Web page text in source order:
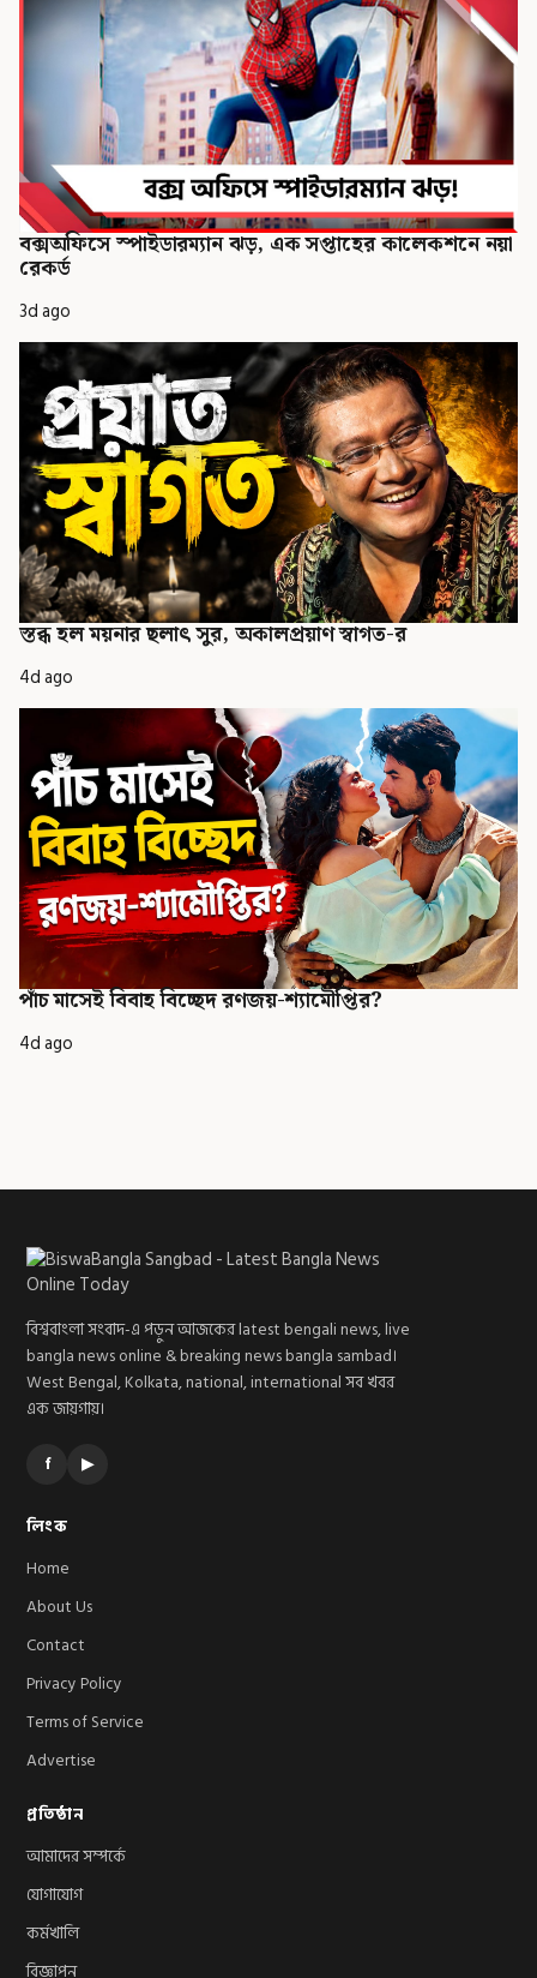
বক্সঅফিসে স্পাইডারম্যান ঝড়, এক সপ্তাহের কালেকশনে নয়া
রেকর্ড
3d ago
স্তব্ধ হল ময়নার ছলাৎ সুর, অকালপ্রয়াণ স্বাগত-র
4d ago
পাঁচ মাসেই বিবাহ বিচ্ছেদ রণজয়-শ্যামৌপ্তির?
4d ago
বিশ্ববাংলা সংবাদ-এ পড়ুন আজকের latest bengali news, live
bangla news online & breaking news bangla sambad।
West Bengal, Kolkata, national, international সব খবর
এক জায়গায়।
f ▶
লিংক
Home
About Us
Contact
Privacy Policy
Terms of Service
Advertise
প্রতিষ্ঠান
আমাদের সম্পর্কে
যোগাযোগ
কর্মখালি
বিজ্ঞাপন